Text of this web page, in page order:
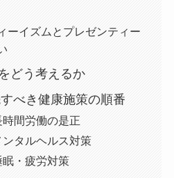
ーイズムとプレゼンティー
どう考えるか
べき健康施策の順番
間労働の是正
タルヘルス対策
・疲労対策